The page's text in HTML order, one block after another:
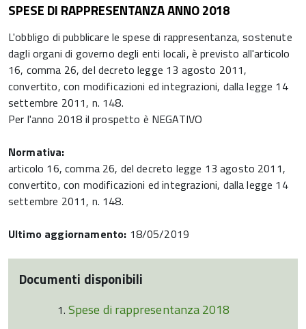
SPESE DI RAPPRESENTANZA ANNO 2018
L'obbligo di pubblicare le spese di rappresentanza, sostenute
dagli organi di governo degli enti locali, è previsto all'articolo
16, comma 26, del decreto legge 13 agosto 2011,
convertito, con modificazioni ed integrazioni, dalla legge 14
settembre 2011, n. 148.
Per l'anno 2018 il prospetto è NEGATIVO
Normativa:
articolo 16, comma 26, del decreto legge 13 agosto 2011,
convertito, con modificazioni ed integrazioni, dalla legge 14
settembre 2011, n. 148.
Ultimo aggiornamento: 18/05/2019
Documenti disponibili
Spese di rappresentanza 2018